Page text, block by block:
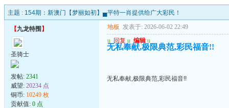
主题 : 154期：新澳门【梦丽如初】▄平特一肖提供给广大彩民！
【九龙特围 】
圣骑士
发帖: 2341
威望: 20234 点
铜币: 10249 枚
贡献值: 0 点
地板 发表于: 2026-06-02 22:49
u 回复 u 编辑 u
无私奉献,极限典范,彩民福音!!
无私奉献,极限典范,彩民福音!!